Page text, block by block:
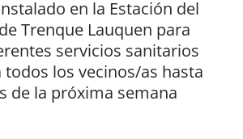
en la Estación del
Trenque Lauquen para
servicios sanitarios
todos los vecinos/as hasta
de la próxima semana